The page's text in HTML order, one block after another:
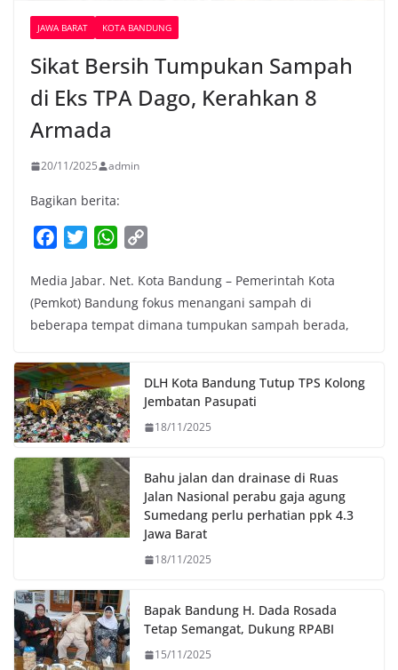
JAWA BARAT KOTA BANDUNG
Sikat Bersih Tumpukan Sampah
di Eks TPA Dago, Kerahkan 8
Armada
20/11/2025 admin
Bagikan berita:
c
e
b
o
k
i
t
t
r
W
a
t
s
p
p
p
y
L
n
k
Media Jabar. Net. Kota Bandung – Pemerintah Kota
(Pemkot) Bandung fokus menangani sampah di
beberapa tempat dimana tumpukan sampah berada,
DLH Kota Bandung Tutup TPS Kolong
Jembatan Pasupati
18/11/2025
Bahu jalan dan drainase di Ruas
Jalan Nasional perabu gaja agung
Sumedang perlu perhatian ppk 4.3
Jawa Barat
18/11/2025
Bapak Bandung H. Dada Rosada
Tetap Semangat, Dukung RPABI
15/11/2025